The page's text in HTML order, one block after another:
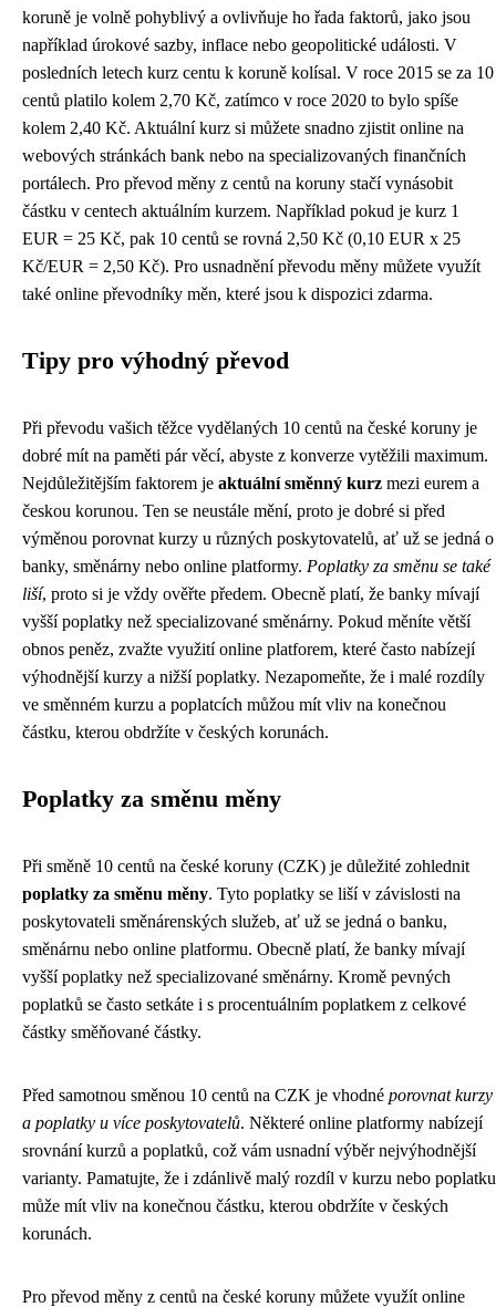
koruně je volně pohyblivý a ovlivňuje ho řada faktorů, jako jsou
například úrokové sazby, inflace nebo geopolitické události. V
posledních letech kurz centu k koruně kolísal. V roce 2015 se za 10
centů platilo kolem 2,70 Kč, zatímco v roce 2020 to bylo spíše
kolem 2,40 Kč. Aktuální kurz si můžete snadno zjistit online na
webových stránkách bank nebo na specializovaných finančních
portálech. Pro převod měny z centů na koruny stačí vynásobit
částku v centech aktuálním kurzem. Například pokud je kurz 1
EUR = 25 Kč, pak 10 centů se rovná 2,50 Kč (0,10 EUR x 25
Kč/EUR = 2,50 Kč). Pro usnadnění převodu měny můžete využít
také online převodníky měn, které jsou k dispozici zdarma.
Tipy pro výhodný převod
Při převodu vašich těžce vydělaných 10 centů na české koruny je
dobré mít na paměti pár věcí, abyste z konverze vytěžili maximum.
Nejdůležitějším faktorem je aktuální směnný kurz mezi eurem a
českou korunou. Ten se neustále mění, proto je dobré si před
výměnou porovnat kurzy u různých poskytovatelů, ať už se jedná o
banky, směnárny nebo online platformy. Poplatky za směnu se také
liší, proto si je vždy ověřte předem. Obecně platí, že banky mívají
vyšší poplatky než specializované směnárny. Pokud měníte větší
obnos peněz, zvažte využití online platforem, které často nabízejí
výhodnější kurzy a nižší poplatky. Nezapomeňte, že i malé rozdíly
ve směnném kurzu a poplatcích můžou mít vliv na konečnou
částku, kterou obdržíte v českých korunách.
Poplatky za směnu měny
Při směně 10 centů na české koruny (CZK) je důležité zohlednit
poplatky za směnu měny. Tyto poplatky se liší v závislosti na
poskytovateli směnárenských služeb, ať už se jedná o banku,
směnárnu nebo online platformu. Obecně platí, že banky mívají
vyšší poplatky než specializované směnárny. Kromě pevných
poplatků se často setkáte i s procentuálním poplatkem z celkové
částky směňované částky.
Před samotnou směnou 10 centů na CZK je vhodné porovnat kurzy
a poplatky u více poskytovatelů. Některé online platformy nabízejí
srovnání kurzů a poplatků, což vám usnadní výběr nejvýhodnější
varianty. Pamatujte, že i zdánlivě malý rozdíl v kurzu nebo poplatku
může mít vliv na konečnou částku, kterou obdržíte v českých
korunách.
Pro převod měny z centů na české koruny můžete využít online